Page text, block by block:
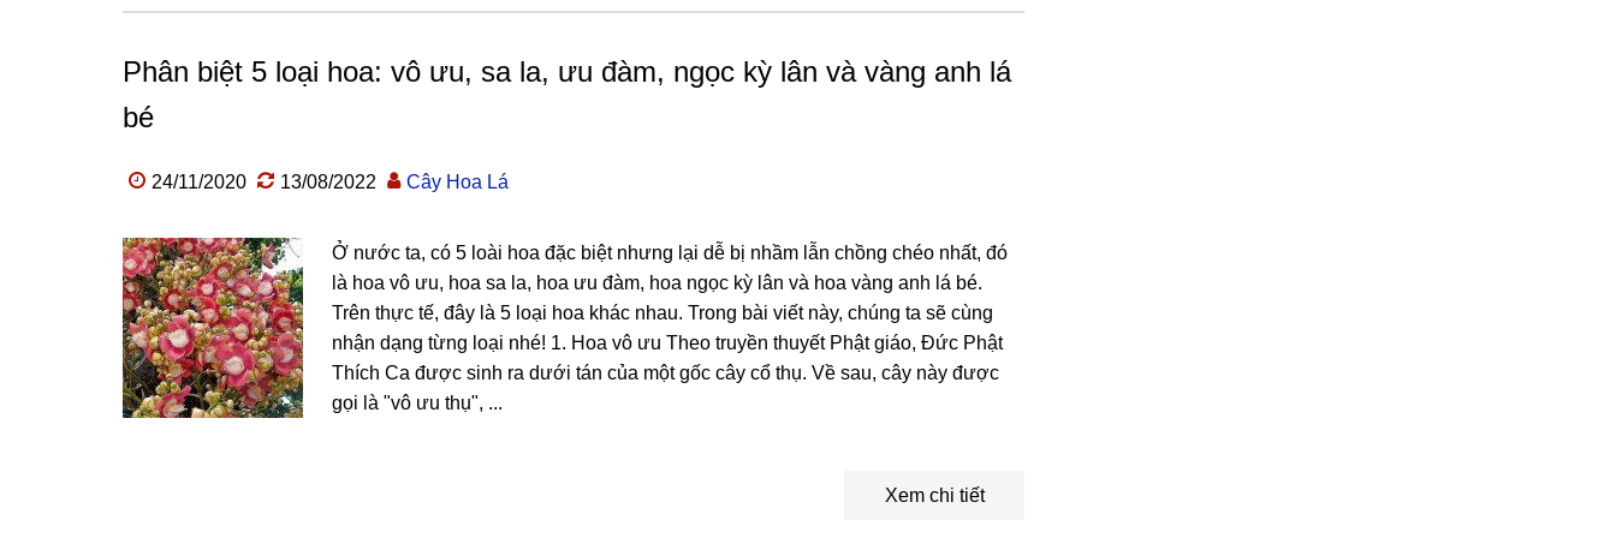
Phân biệt 5 loại hoa: vô ưu, sa la, ưu đàm, ngọc kỳ lân và vàng anh lá
bé
24/11/2020 13/08/2022 Cây Hoa Lá
Ở nước ta, có 5 loài hoa đặc biệt nhưng lại dễ bị nhầm lẫn chồng chéo nhất, đó
là hoa vô ưu, hoa sa la, hoa ưu đàm, hoa ngọc kỳ lân và hoa vàng anh lá bé.
Trên thực tế, đây là 5 loại hoa khác nhau. Trong bài viết này, chúng ta sẽ cùng
nhận dạng từng loại nhé! 1. Hoa vô ưu Theo truyền thuyết Phật giáo, Đức Phật
Thích Ca được sinh ra dưới tán của một gốc cây cổ thụ. Về sau, cây này được
gọi là "vô ưu thụ", ...
Xem chi tiết